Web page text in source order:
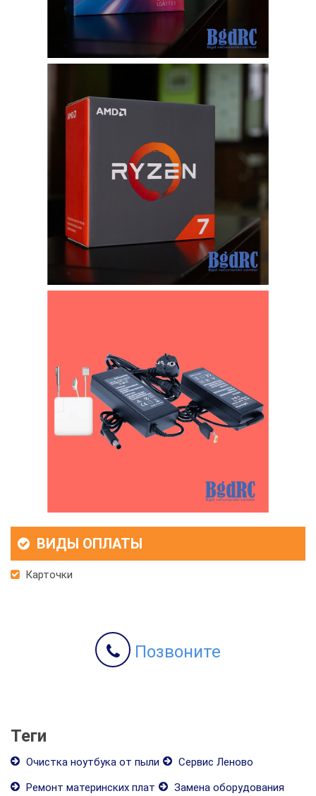
ВИДЫ ОПЛАТЫ
Карточки
Позвоните
Теги
Очистка ноутбука от пыли
Сервис Леново
Ремонт материнских плат
Замена оборудования